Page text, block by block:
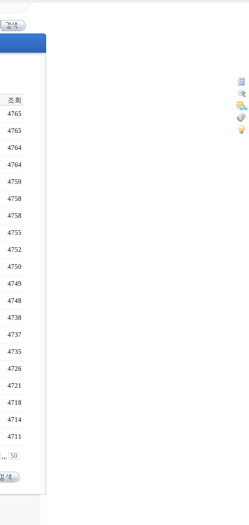
조회
4765
4765
4764
4764
4759
4758
4758
4755
4752
4750
4749
4748
4738
4737
4735
4726
4721
4718
4714
4711
,,, 50